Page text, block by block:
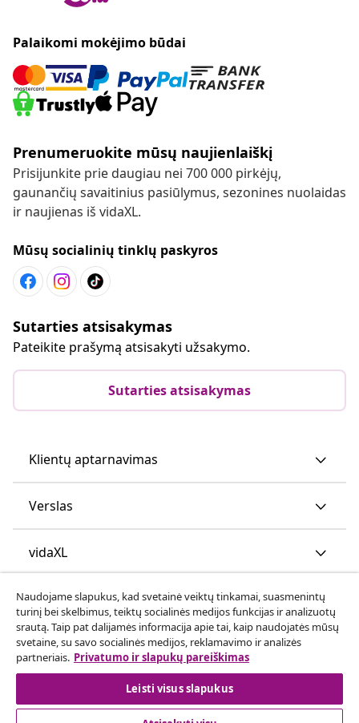
Palaikomi mokėjimo būdai
Prenumeruokite mūsų naujienlaiškį
Prisijunkite prie daugiau nei 700 000 pirkėjų,
gaunančių savaitinius pasiūlymus, sezonines nuolaidas
ir naujienas iš vidaXL.
Mūsų socialinių tinklų paskyros
Sutarties atsisakymas
Pateikite prašymą atsisakyti užsakymo.
Sutarties atsisakymas
Klientų aptarnavimas
Verslas
vidaXL
Atraskite daugiau
Naudojame slapukus, kad svetainė veiktų tinkamai, suasmenintų
turinį bei skelbimus, teiktų socialinės medijos funkcijas ir analizuotų
srautą. Taip pat dalijamės informacija apie tai, kaip naudojatės mūsų
svetaine, su savo socialinės medijos, reklamavimo ir analizės
partneriais. Privatumo ir slapukų pareiškimas
Leisti visus slapukus